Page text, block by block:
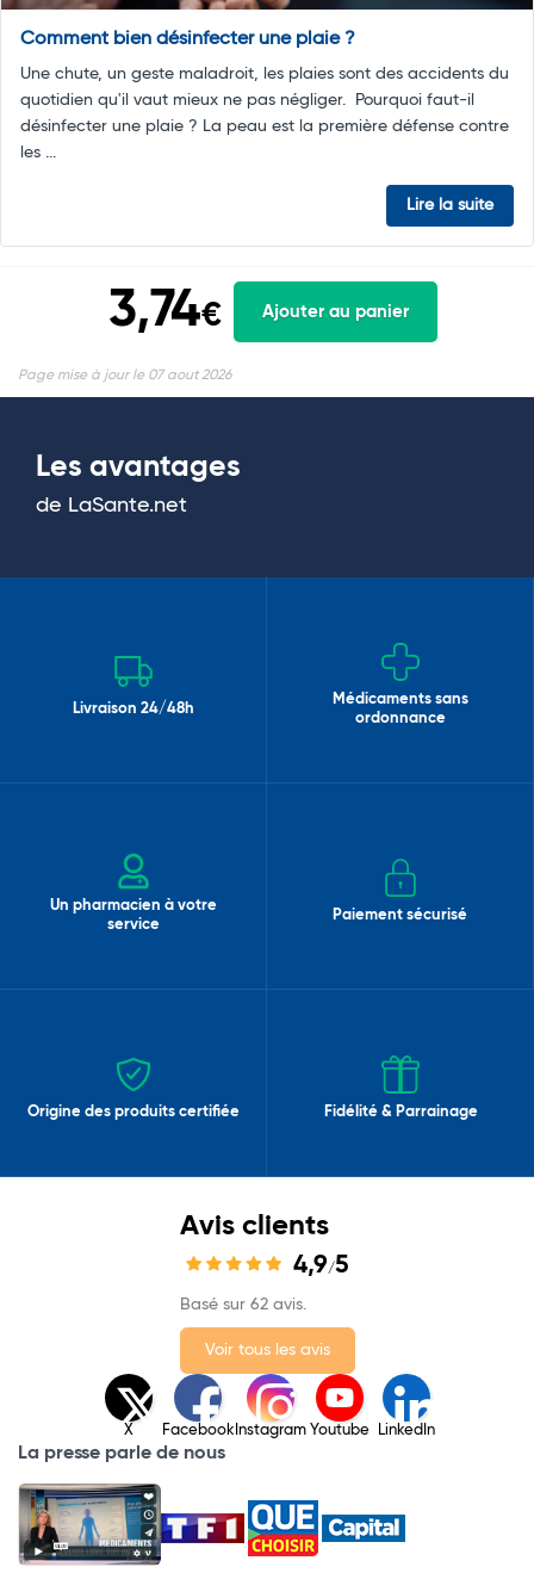
Comment bien désinfecter une plaie ?
Une chute, un geste maladroit, les plaies sont des accidents du
quotidien qu'il vaut mieux ne pas négliger. Pourquoi faut-il
désinfecter une plaie ? La peau est la première défense contre
les ...
Lire la suite
3,74€ Ajouter au panier
Page mise à jour le 07 aout 2026
Les avantages
de LaSante.net
Livraison 24/48h
Médicaments sans
ordonnance
Un pharmacien à votre
service
Paiement sécurisé
Origine des produits certifiée Fidélité & Parrainage
Avis clients
4,9/5
Basé sur 62 avis.
Voir tous les avis
X Facebook Instagram Youtube LinkedIn
La presse parle de nous